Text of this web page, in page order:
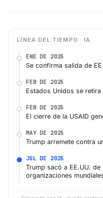
LÍNEA DEL TIEMPO · IA
ENE DE 2025
Se confirma salida de
FEB DE 2025
Estados Unidos se retira
FEB DE 2025
El cierre de la USAID
MAY DE 2025
Trump arremete contra
JUL DE 2025
Trump sacó a EE.UU.
organizaciones